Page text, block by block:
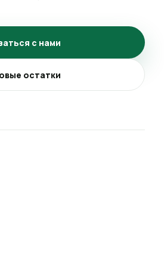
с нами
остатки